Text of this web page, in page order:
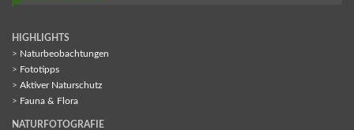
HIGHLIGHTS
> Naturbeobachtungen
> Fototipps
> Aktiver Naturschutz
> Fauna & Flora
NATURFOTOGRAFIE